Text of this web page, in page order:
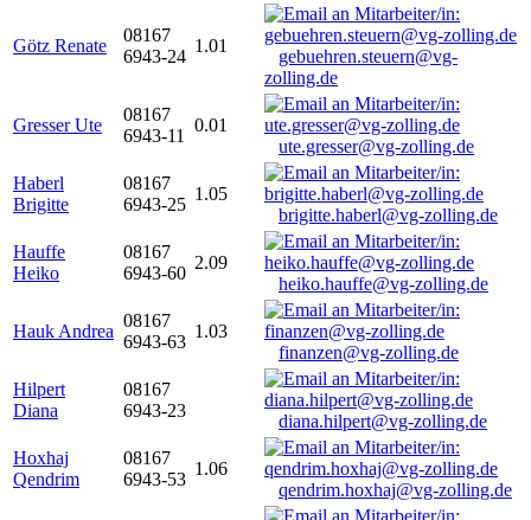
Götz Renate
08167
6943-24
1.01
gebuehren.steuern@vg-
zolling.de
Gresser Ute
08167
6943-11
0.01
ute.gresser@vg-zolling.de
Haberl
Brigitte
08167
6943-25
1.05
brigitte.haberl@vg-zolling.de
Hauffe
Heiko
08167
6943-60
2.09
heiko.hauffe@vg-zolling.de
Hauk Andrea
08167
6943-63
1.03
finanzen@vg-zolling.de
Hilpert
Diana
08167
6943-23
diana.hilpert@vg-zolling.de
Hoxhaj
Qendrim
08167
6943-53
1.06
qendrim.hoxhaj@vg-zolling.de